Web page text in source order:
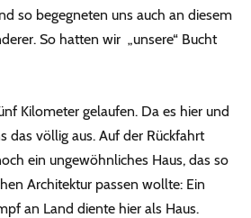
so begegneten uns auch an diesem
So hatten wir „unsere“ Bucht
Kilometer gelaufen. Da es hier und
das völlig aus. Auf der Rückfahrt
ein ungewöhnliches Haus, das so
Architektur passen wollte: Ein
an Land diente hier als Haus.